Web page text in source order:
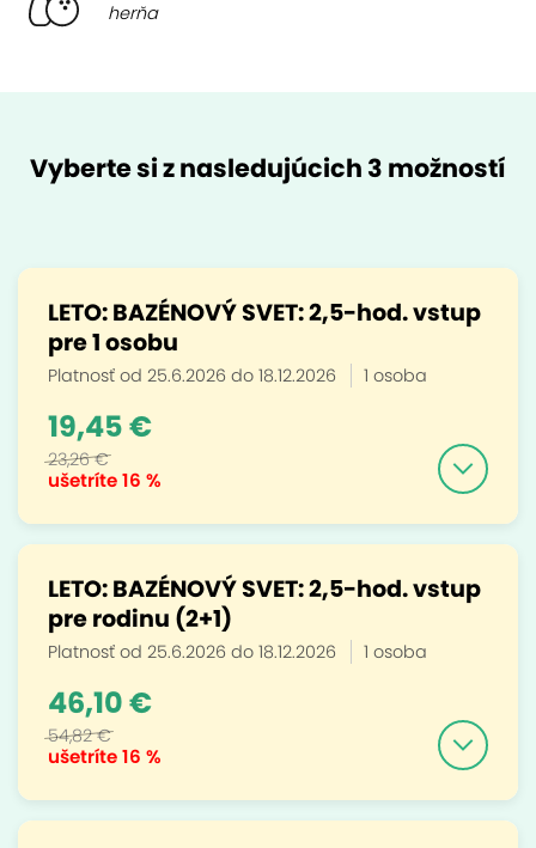
herňa
Vyberte si z nasledujúcich 3 možností
LETO: BAZÉNOVÝ SVET: 2,5-hod. vstup
pre 1 osobu
Platnosť od 25.6.2026 do 18.12.2026 1 osoba
ušetríte16 %
19,45 €
23,26 €
LETO: BAZÉNOVÝ SVET: 2,5-hod. vstup
pre rodinu (2+1)
Platnosť od 25.6.2026 do 18.12.2026 1 osoba
ušetríte16 %
46,10 €
54,82 €